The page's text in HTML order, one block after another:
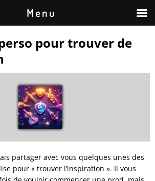
pour trouver de
partager avec vous quelques unes des
pour « trouver l’inspiration ». Il vous
M e n u